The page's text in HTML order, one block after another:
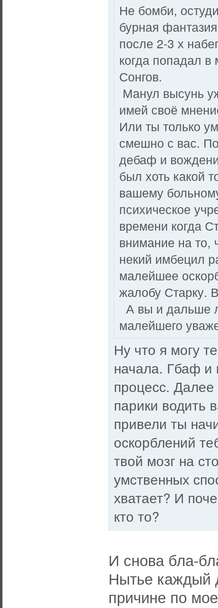
Не бомби,
бурная
после 2-3 х
когда попадал
Сонгов.
Манул высунь
имей своё
Или ты только
смешно с вас.
дебаф и
был хоть какой
вашему
психическое
времени когда
внимание на то,
некий имбецил
малейшее
жалобу Старку.
А вы и дальше
малейшего
Ну что я могу
начала. Гбаф и
процесс.
парики водить
привели ты
оскорблений
твой мозг на
умственных
хватает? И
кто то?
И снова бла-
Нытье каждый
причине по